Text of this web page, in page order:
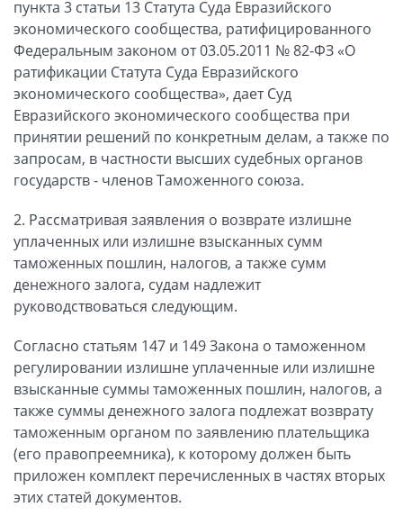
пункта 3 статьи 13 Статута Суда Евразийского
экономического сообщества, ратифицированного
Федеральным законом от 03.05.2011 № 82-ФЗ «О
ратификации Статута Суда Евразийского
экономического сообщества», дает Суд
Евразийского экономического сообщества при
принятии решений по конкретным делам, а также по
запросам, в частности высших судебных органов
государств - членов Таможенного союза.
2. Рассматривая заявления о возврате излишне
уплаченных или излишне взысканных сумм
таможенных пошлин, налогов, а также сумм
денежного залога, судам надлежит
руководствоваться следующим.
Согласно статьям 147 и 149 Закона о таможенном
регулировании излишне уплаченные или излишне
взысканные суммы таможенных пошлин, налогов, а
также суммы денежного залога подлежат возврату
таможенным органом по заявлению плательщика
(его правопреемника), к которому должен быть
приложен комплект перечисленных в частях вторых
этих статей документов.